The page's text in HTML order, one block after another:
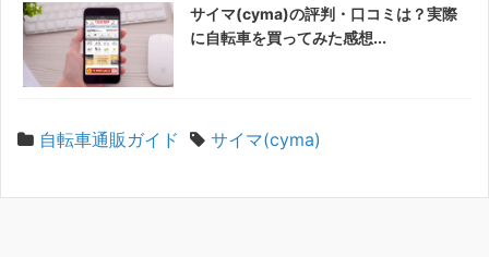
サイマ(cyma)の評判・口コミは？実際
に自転車を買ってみた感想...
自転車通販ガイド サイマ(cyma)